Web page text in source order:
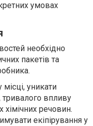
умовах
необхідно
пакетів та
уникати
впливу
хімічних речовин.
екіпірування у